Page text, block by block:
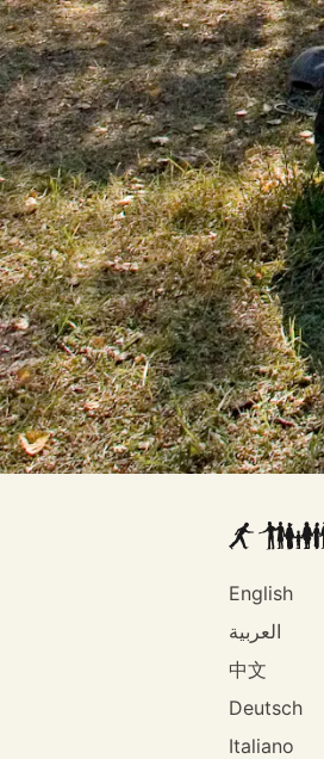
English
العربية
中文
Deutsch
Italiano